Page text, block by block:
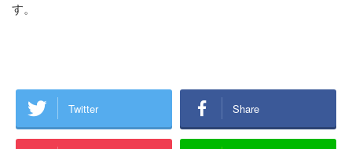
す。
Twitter Share